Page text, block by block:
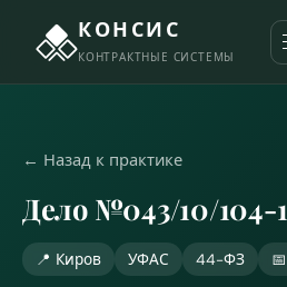
КОНСИС
КОНТРАКТНЫЕ СИСТЕМЫ
← Назад к практике
Дело №043/10/104-
📍 Киров УФАС 44-ФЗ